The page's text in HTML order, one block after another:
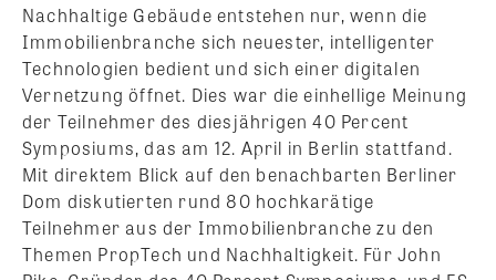
Nachhaltige Gebäude entstehen nur, wenn die
Immobilienbranche sich neuester, intelligenter
Technologien bedient und sich einer digitalen
Vernetzung öffnet. Dies war die einhellige Meinung
der Teilnehmer des diesjährigen 40 Percent
Symposiums, das am 12. April in Berlin stattfand.
Mit direktem Blick auf den benachbarten Berliner
Dom diskutierten rund 80 hochkarätige
Teilnehmer aus der Immobilienbranche zu den
Themen PropTech und Nachhaltigkeit. Für John